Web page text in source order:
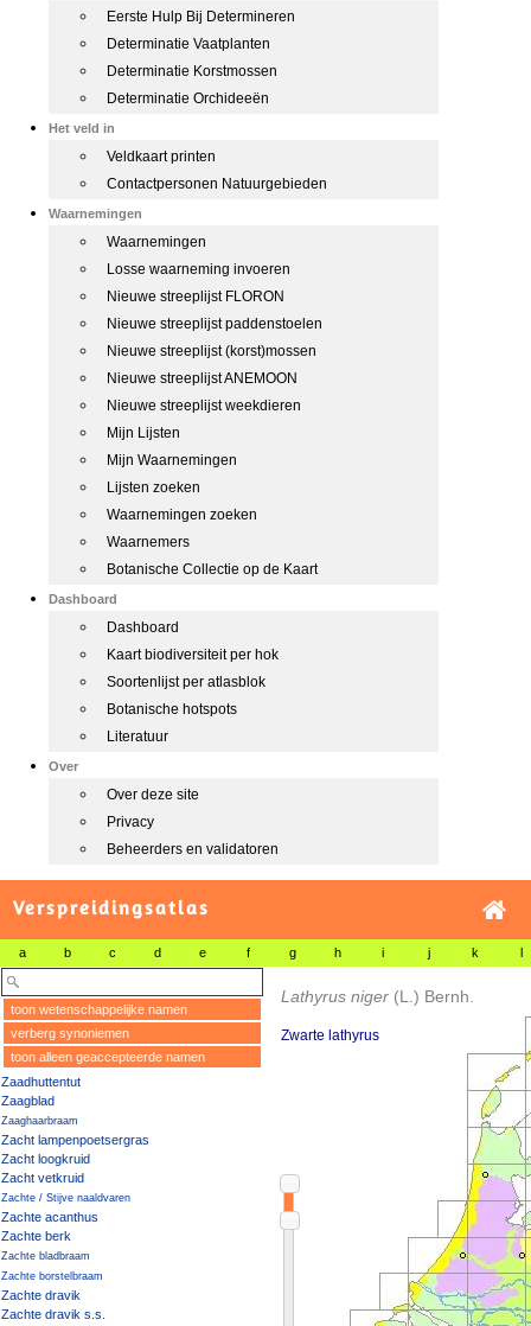
Eerste Hulp Bij Determineren
Determinatie Vaatplanten
Determinatie Korstmossen
Determinatie Orchideeën
Het veld in
Veldkaart printen
Contactpersonen Natuurgebieden
Waarnemingen
Waarnemingen
Losse waarneming invoeren
Nieuwe streeplijst FLORON
Nieuwe streeplijst paddenstoelen
Nieuwe streeplijst (korst)mossen
Nieuwe streeplijst ANEMOON
Nieuwe streeplijst weekdieren
Mijn Lijsten
Mijn Waarnemingen
Lijsten zoeken
Waarnemingen zoeken
Waarnemers
Botanische Collectie op de Kaart
Dashboard
Dashboard
Kaart biodiversiteit per hok
Soortenlijst per atlasblok
Botanische hotspots
Literatuur
Over
Over deze site
Privacy
Beheerders en validatoren
Verspreidingsatlas
a b c d e f g h i j k l
toon wetenschappelijke namen
verberg synoniemen
toon alleen geaccepteerde namen
Zaadhuttentut
Zaagblad
Zaaghaarbraam
Zacht lampenpoetsergras
Zacht loogkruid
Zacht vetkruid
Zachte / Stijve naaldvaren
Zachte acanthus
Zachte berk
Zachte bladbraam
Zachte borstelbraam
Zachte dravik
Zachte dravik s.s.
Lathyrus niger (L.) Bernh.
Zwarte lathyrus